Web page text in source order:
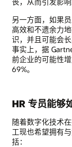
另一方面，如果
高效和不遗余力
识，并且可能会
事实上，据
前企业的可能性
69%。
HR 专员能够
随着数字化技术
工现也希望拥有
括：